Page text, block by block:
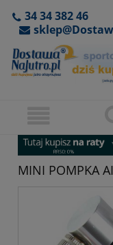
34 34 382 46
MINI POMPKA